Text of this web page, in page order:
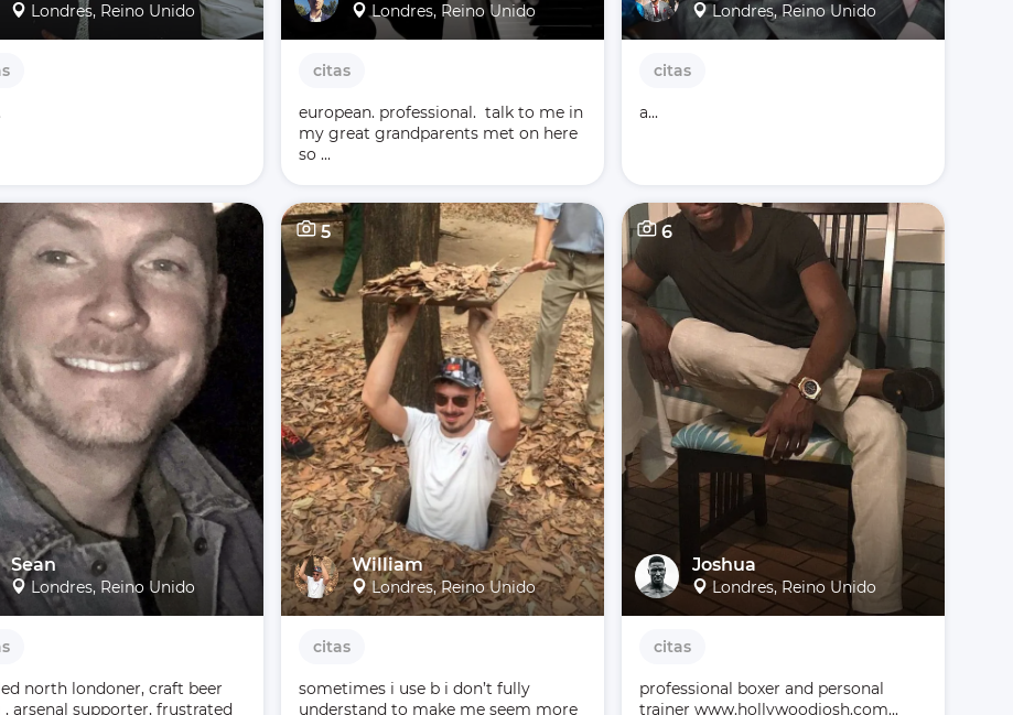
Londres, Reino Unido Londres, Reino Unido
citas
european. professional.  talk to me in
my great grandparents met on here
so ...
Londres, Reino Unido
citas
a...
Sean
Londres, Reino Unido
north londoner, craft beer
, arsenal supporter, frustrated
5
William
Londres, Reino Unido
citas
sometimes i use b i don’t fully
understand to make me seem more
6
Joshua
Londres, Reino Unido
citas
professional boxer and personal
trainer www.hollywoodjosh.com...